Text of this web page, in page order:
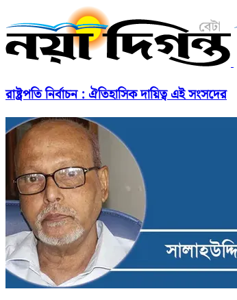
রাষ্ট্রপতি নির্বাচন : ঐতিহাসিক দায়িত্ব এই সংসদের